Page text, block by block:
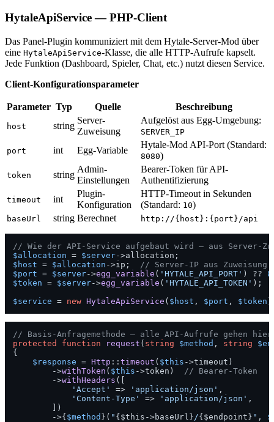
HytaleApiService — PHP-Client
Das Panel-Plugin kommuniziert mit dem Hytale-Server-Mod über
eine HytaleApiService-Klasse, die alle HTTP-Aufrufe kapselt.
Jede Funktion (Dashboard, Spieler, Chat, etc.) nutzt diesen Service.
Client-Konfigurationsparameter
Parameter Typ Quelle Beschreibung
host string
Server-
Zuweisung
Aufgelöst aus Egg-Umgebung:
SERVER_IP
port int Egg-Variable
Hytale-Mod API-Port (Standard:
8080)
token string
Admin-
Einstellungen
Bearer-Token für API-
Authentifizierung
timeout int
Plugin-
Konfiguration
HTTP-Timeout in Sekunden
(Standard: 10)
baseUrl string Berechnet http://{host}:{port}/api
// Wie der API-Service aufgebaut wird — aus Server-
$allocation = $server
$host = $allocation ->ip;
// Server-IP aus Zuweisung
$port = $server->egg_variable ( 'HYTALE_API_PORT' ) ??
$token = $server->egg_variable ( 'HYTALE_API_TOKEN' );
$service = new HytaleApiService ( $host , $port , $token
// Basis-Anfragemethode — alle API-Aufrufe gehen
protected
function request ( string $method , string
{
$response = Http :: timeout ( $this ->timeout)
        ->
withToken ( $this ->token)
// Bearer-Token
        ->
withHeaders ([
'Accept'
=> 'application/json' ,
'Content-Type'
=> 'application/json' ,
        ])
        ->{
$method }( " {$this->baseUrl} /{$endpoint} " ,